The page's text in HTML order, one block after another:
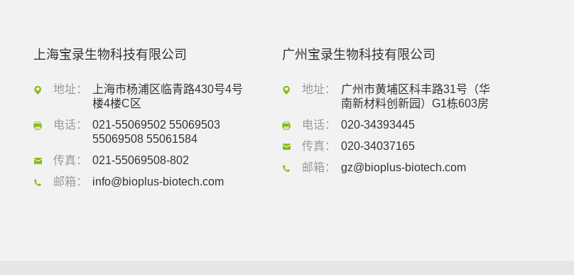
上海宝录生物科技有限公司
地址：
上海市杨浦区临青路430号4号
楼4楼C区
电话：
021-55069502 55069503
55069508 55061584
传真：
021-55069508-802
邮箱：
info@bioplus-biotech.com
广州宝录生物科技有限公司
地址：
广州市黄埔区科丰路31号（华
南新材料创新园）G1栋603房
电话：
020-34393445
传真：
020-34037165
邮箱：
gz@bioplus-biotech.com